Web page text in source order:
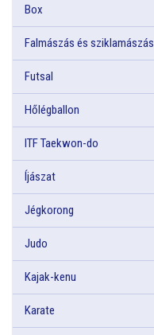
Box
Falmászás és sziklamászás
Futsal
Hőlégballon
ITF Taekwon-do
Íjászat
Jégkorong
Judo
Kajak-kenu
Karate